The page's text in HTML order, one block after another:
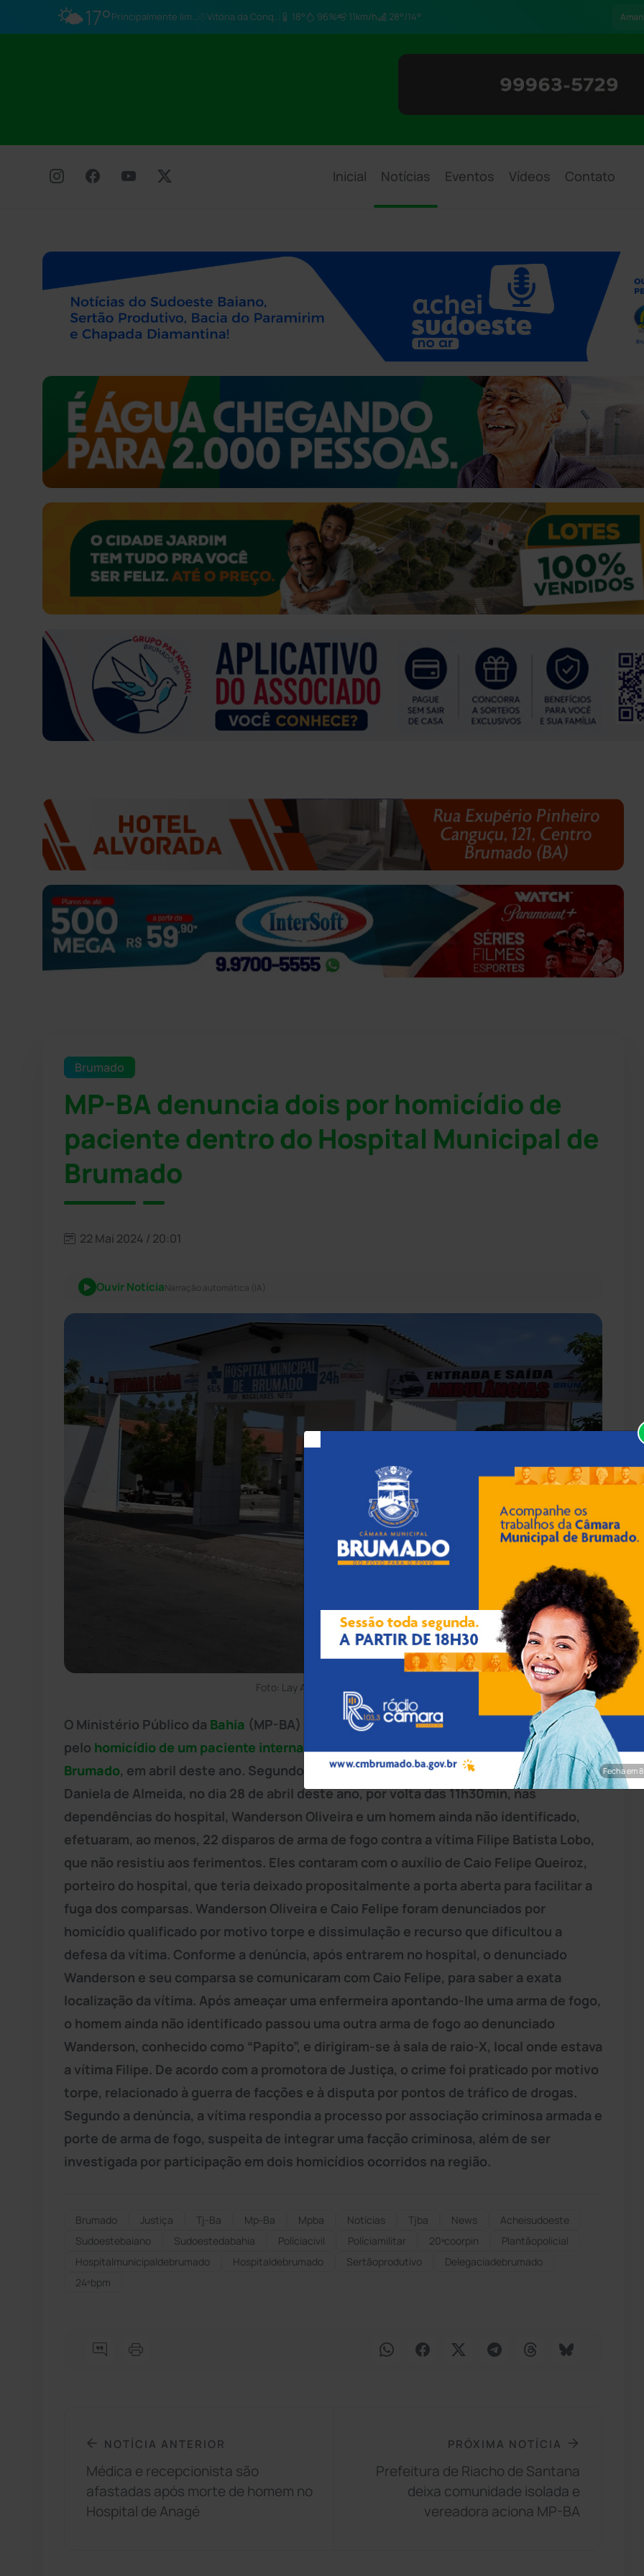
🌤️17° Principalmente limpo Vitória da Conq… 18° 96% 11km/h 28°/14°
Inicial Notícias Eventos Vídeos Contato
Brumado
MP-BA denuncia dois por homicídio de
paciente dentro do Hospital Municipal de
Brumado
22 Mai 2024 / 20:01
Ouvir NotíciaNarração automática (IA)
Foto: Lay Amorim/Achei Sudoeste
O Ministério Público da Bahia (MP-BA) denunciou nesta terça-feira (21), dois homens
pelo homicídio de um paciente internado no Hospital Municipal Magalhães Neto, em
Brumado, em abril deste ano. Segundo o MP-BA, de autoria da promotora deJustiça
Daniela de Almeida, no dia 28 de abril deste ano, por volta das 11h30min, nas
dependências do hospital, Wanderson Oliveira e um homem ainda não identificado,
efetuaram, ao menos, 22 disparos de arma de fogo contra a vítima Filipe Batista Lobo,
que não resistiu aos ferimentos. Eles contaram com o auxílio de Caio Felipe Queiroz,
porteiro do hospital, que teria deixado propositalmente a porta aberta para facilitar a
fuga dos comparsas. Wanderson Oliveira e Caio Felipe foram denunciados por
homicídio qualificado por motivo torpe e dissimulação e recurso que dificultou a
defesa da vítima. Conforme a denúncia, após entrarem no hospital, o denunciado
Wanderson e seu comparsa se comunicaram com Caio Felipe, para saber a exata
localização da vítima. Após ameaçar uma enfermeira apontando-lhe uma arma de fogo,
o homem ainda não identificado passou uma outra arma de fogo ao denunciado
Wanderson, conhecido como “Papito”, e dirigiram-se à sala de raio-X, local onde estava
a vítima Filipe. De acordo com a promotora de Justiça, o crime foi praticado por motivo
torpe, relacionado à guerra de facções e à disputa por pontos de tráfico de drogas.
Segundo a denúncia, a vítima respondia a processo por associação criminosa armada e
porte de arma de fogo, suspeita de integrar uma facção criminosa, além de ser
investigada por participação em dois homicídios ocorridos na região.
Brumado Justiça Tj-Ba Mp-Ba Mpba Notícias Tjba News
Acheisudoeste
Sudoestebaiano
Sudoestedabahia Políciacivil Políciamilitar 20ªcoorpin
Plantãopolicial
Hospitalmunicipaldebrumado
Hospitaldebrumado Sertãoprodutivo
Delegaciadebrumado
24ºbpm
NOTÍCIA ANTERIOR
Médica e recepcionista são
afastadas após morte de homem no
Hospital de Anagé
PRÓXIMA NOTÍCIA
Prefeitura de Riacho de Santana
deixa comunidade isolada e
vereadora aciona MP-BA
Fecha em